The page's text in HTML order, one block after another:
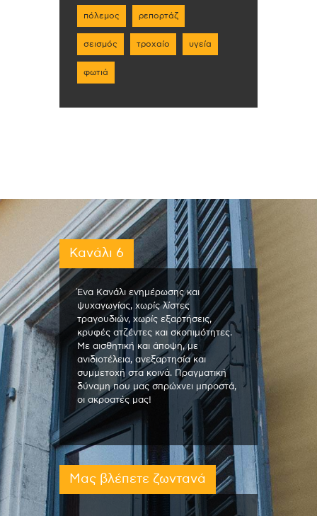
πόλεμος ρεπορτάζ
σεισμός τροχαίο υγεία
φωτιά
Κανάλι 6
Ένα Κανάλι ενημέρωσης και
ψυχαγωγίας, χωρίς λίστες
τραγουδιών, χωρίς εξαρτήσεις,
κρυφές ατζέντες και σκοπιμότητες.
Με αισθητική και άποψη, με
ανιδιοτέλεια, ανεξαρτησία και
συμμετοχή στα κοινά. Πραγματική
δύναμη που μας σπρώχνει μπροστά,
οι ακροατές μας!
Μας βλέπετε ζωντανά